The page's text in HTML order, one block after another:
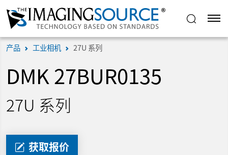
产品 工业相机 27U 系列
DMK 27BUR0135
27U 系列
获取报价